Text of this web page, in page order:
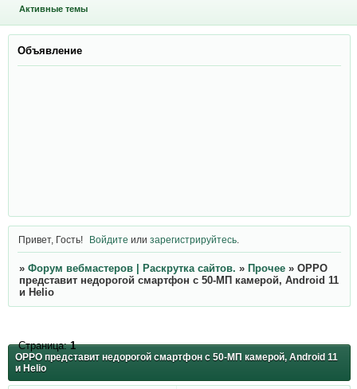
Активные темы
Объявление
Привет, Гость! Войдите илизарегистрируйтесь
» Форум вебмастеров | Раскрутка сайтов. » Прочее » OPPO
представит недорогой смартфон с 50-МП камерой, Android 11
и Helio
OPPO представит недорогой смартфон с 50-МП камерой, Android 11
и Helio
Страница:1